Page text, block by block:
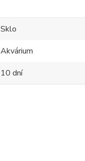
Sklo
Akvárium
10 dní